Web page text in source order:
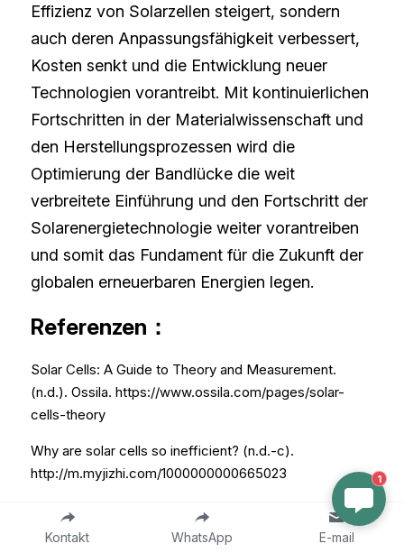
Effizienz von Solarzellen steigert, sondern
auch deren Anpassungsfähigkeit verbessert,
Kosten senkt und die Entwicklung neuer
Technologien vorantreibt. Mit kontinuierlichen
Fortschritten in der Materialwissenschaft und
den Herstellungsprozessen wird die
Optimierung der Bandlücke die weit
verbreitete Einführung und den Fortschritt der
Solarenergietechnologie weiter vorantreiben
und somit das Fundament für die Zukunft der
globalen erneuerbaren Energien legen.
Referenzen：
Solar Cells: A Guide to Theory and Measurement.
(n.d.). Ossila. https://www.ossila.com/pages/solar-
cells-theory
Why are solar cells so inefficient? (n.d.-c).
http://m.myjizhi.com/1000000000665023
Niclas. (2024, February 22). Energy Band Gap of Solar
cells. Sinovoltaics (Hong Kong Office).
1
Kontakt WhatsApp E-mail